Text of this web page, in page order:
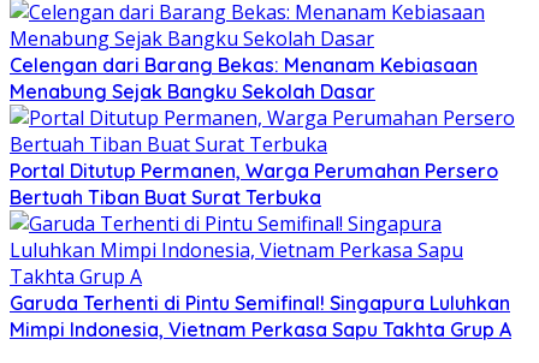
Celengan dari Barang Bekas: Menanam Kebiasaan
Menabung Sejak Bangku Sekolah Dasar
Portal Ditutup Permanen, Warga Perumahan Persero
Bertuah Tiban Buat Surat Terbuka
Garuda Terhenti di Pintu Semifinal! Singapura Luluhkan
Mimpi Indonesia, Vietnam Perkasa Sapu Takhta Grup A